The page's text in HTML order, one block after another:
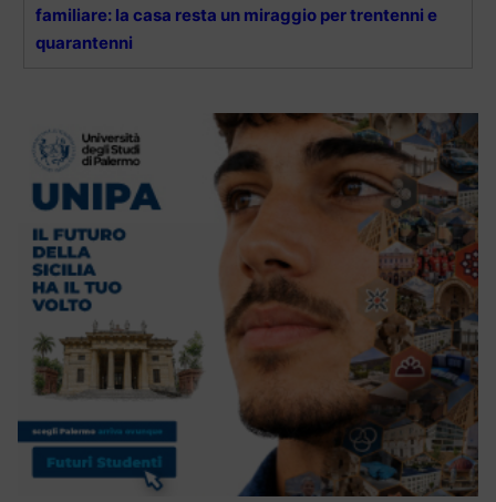
familiare: la casa resta un miraggio per trentenni e
quarantenni